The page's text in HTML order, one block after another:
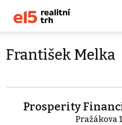
František Melka
Prosperity
Pražákova